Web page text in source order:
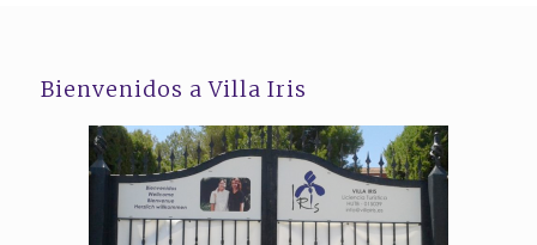
Bienvenidos a Villa Iris